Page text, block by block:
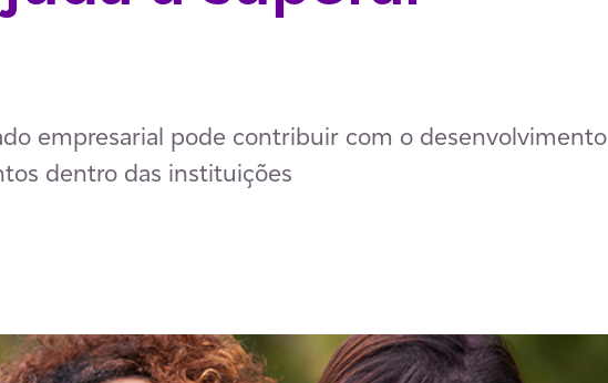
empresarial pode contribuir com o desenvolvimento
dentro das instituições